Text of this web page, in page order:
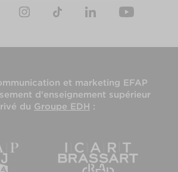
et marketing EFAP
d'enseignement supérieur
du Groupe EDH :